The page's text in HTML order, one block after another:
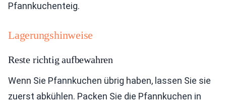
Pfannkuchenteig.
Lagerungshinweise
Reste richtig aufbewahren
Wenn Sie Pfannkuchen übrig haben, lassen Sie sie
zuerst abkühlen. Packen Sie die Pfannkuchen in